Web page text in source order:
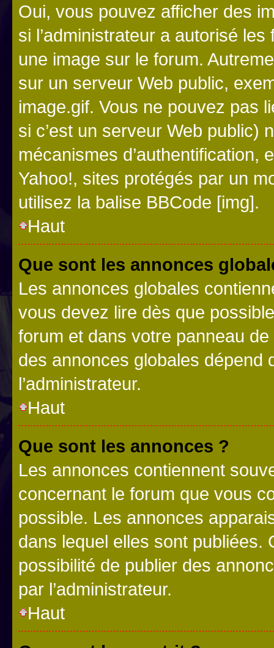
Oui, vous pouvez afficher des
si l’administrateur a autorisé
une image sur le forum.
sur un serveur Web public,
image.gif. Vous ne pouvez pas
si c’est un serveur Web public)
mécanismes d’authentification,
Yahoo!, sites protégés par un
utilisez la balise BBCode [img].
Haut
Que sont les annonces
Les annonces globales
vous devez lire dès que
forum et dans votre panneau
des annonces globales dépend
l’administrateur.
Haut
Que sont les annonces ?
Les annonces contiennent
concernant le forum que vous
possible. Les annonces
dans lequel elles sont publiées.
possibilité de publier des
par l’administrateur.
Haut